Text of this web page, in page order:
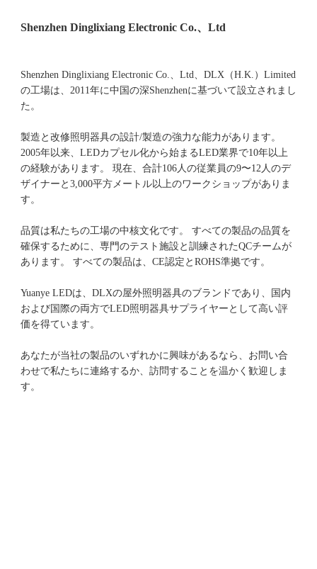
Shenzhen Dinglixiang Electronic Co.、Ltd、DLX（H.K.）Limited
の工場は、2011年に中国の深Shenzhenに基づいて設立されまし
た。
製造と改修照明器具の設計/製造の強力な能力があります。
2005年以来、LEDカプセル化から始まるLED業界で10年以上
の経験があります。 現在、合計106人の従業員の9〜12人のデ
ザイナーと3,000平方メートル以上のワークショップがありま
品質は私たちの工場の中核文化です。 すべての製品の品質を
確保するために、専門のテスト施設と訓練されたQCチームが
Yuanye LEDは、DLXの屋外照明器具のブランドであり、国内
および国際の両方でLED照明器具サプライヤーとして高い評
あなたが当社の製品のいずれかに興味があるなら、お問い合
わせで私たちに連絡するか、訪問することを温かく歓迎しま